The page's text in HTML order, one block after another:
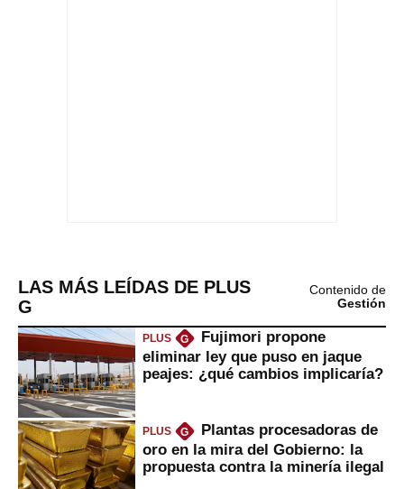
LAS MÁS LEÍDAS DE PLUS
G
Contenido de
Gestión
PLUS G
Fujimori propone
eliminar ley que puso en jaque
peajes: ¿qué cambios implicaría?
PLUS G
Plantas procesadoras de
oro en la mira del Gobierno: la
propuesta contra la minería ilegal